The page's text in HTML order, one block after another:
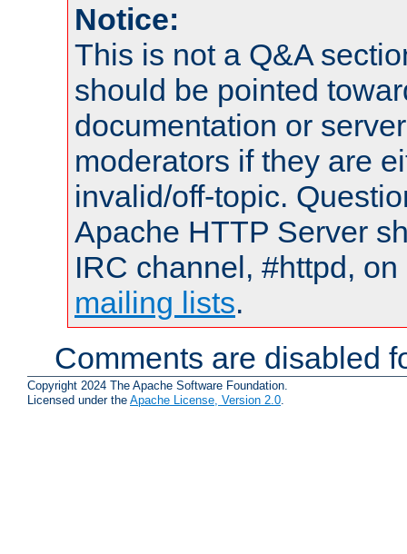
Notice:
This is not a Q&A
should be pointed
documentation or
moderators if they are
invalid/off-topic.
Apache HTTP Server
IRC channel, #httpd,
mailing lists.
Comments are disabled
Copyright 2024 The Apache Software Foundation.
Licensed under the Apache License, Version 2.0.